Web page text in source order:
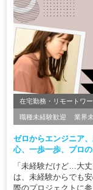
在宅勤務・リモートワ
職種未経験歓迎 業界
ゼロからエンジニア
心、一歩一歩、プロの
「未経験だけど…大
は、未経験からでも
際のプロジェクトに